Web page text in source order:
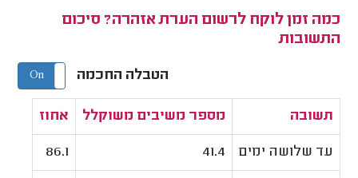
כמה זמן לוקח לרשום הערת אזהרה? סיכום
התשובות
הטבלה החכמה On Off
תשובה מספר משיבים משוקלל אחוז
עד שלושה ימים 41.4
86.1